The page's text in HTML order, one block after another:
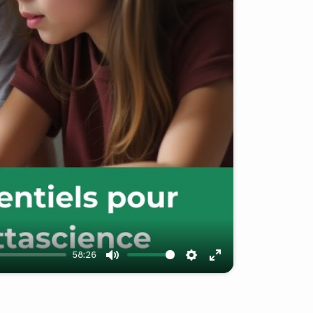
58:26
Mute Settings
Enter